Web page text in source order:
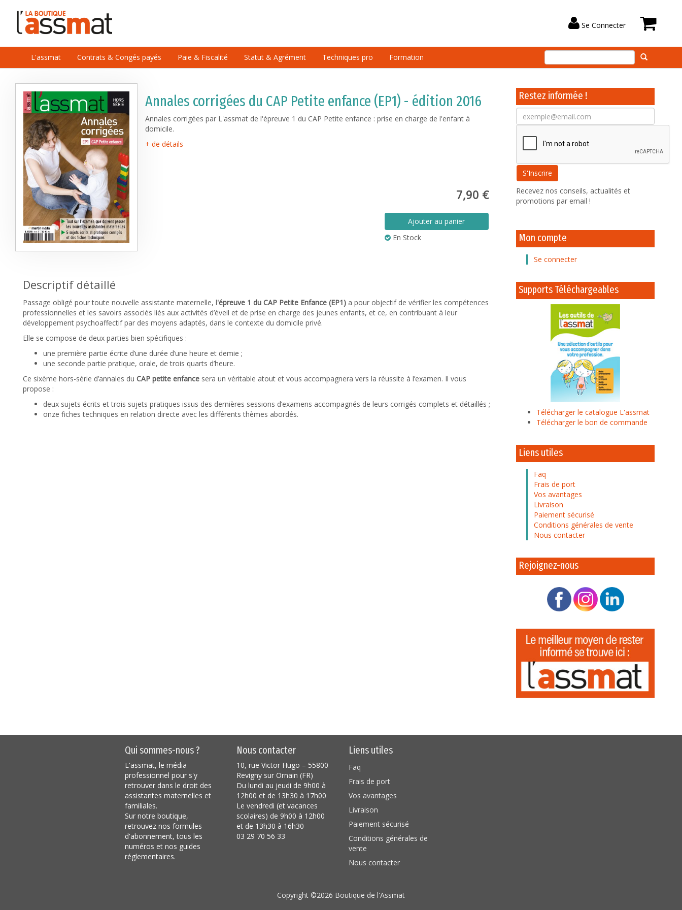
Se Connecter
L'assmat Contrats & Congés payés Paie & Fiscalité Statut & Agrément Techniques pro Formation
Annales corrigées du CAP Petite enfance (EP1) - édition 2016
Annales corrigées par L'assmat de l'épreuve 1 du CAP Petite enfance : prise en charge de l'enfant à
domicile.
+ de détails
7,90 €
Ajouter au panier
En Stock
Descriptif détaillé
Passage obligé pour toute nouvelle assistante maternelle, l'épreuve 1 du CAP Petite Enfance (EP1) a pour objectif de vérifier les compétences
professionnelles et les savoirs associés liés aux activités d’éveil et de prise en charge des jeunes enfants, et ce, en contribuant à leur
développement psychoaffectif par des moyens adaptés, dans le contexte du domicile privé.
Elle se compose de deux parties bien spécifiques :
une première partie écrite d’une durée d’une heure et demie ;
une seconde partie pratique, orale, de trois quarts d’heure.
Ce sixème hors-série d’annales du CAP petite enfance sera un véritable atout et vous accompagnera vers la réussite à l’examen. Il vous
propose :
deux sujets écrits et trois sujets pratiques issus des dernières sessions d’examens accompagnés de leurs corrigés complets et détaillés ;
onze fiches techniques en relation directe avec les différents thèmes abordés.
Restez informée !
Recevez nos conseils, actualités et
promotions par email !
Mon compte
Se connecter
Supports Téléchargeables
Télécharger le catalogue L'assmat
Télécharger le bon de commande
Liens utiles
Faq
Frais de port
Vos avantages
Livraison
Paiement sécurisé
Conditions générales de vente
Nous contacter
Rejoignez-nous
Qui sommes-nous ?
L'assmat, le média
professionnel pour s'y
retrouver dans le droit des
assistantes maternelles et
familiales.
Sur notre boutique,
retrouvez nos formules
d'abonnement, tous les
numéros et nos guides
réglementaires.
Nous contacter
10, rue Victor Hugo – 55800
Revigny sur Ornain (FR)
Du lundi au jeudi de 9h00 à
12h00 et de 13h30 à 17h00
Le vendredi (et vacances
scolaires) de 9h00 à 12h00
et de 13h30 à 16h30
03 29 70 56 33
Liens utiles
Faq
Frais de port
Vos avantages
Livraison
Paiement sécurisé
Conditions générales de
vente
Nous contacter
Copyright ©2026 Boutique de l'Assmat